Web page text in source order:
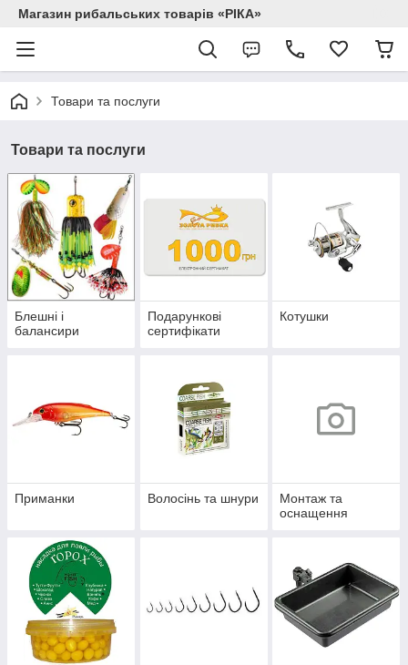
Магазин рибальських товарів «РІКА»
Товари та послуги
Товари та послуги
Блешні і
балансири
Подарункові
сертифікати
Котушки
Приманки Волосінь та шнури
Монтаж та
оснащення